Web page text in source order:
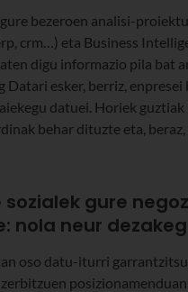
bezeroen analisi-
crm…) eta Business
digu informazio pila bat
Datari esker, berriz,
datuei. Horiek
behar dituzte eta,
gure
nola neur
oso datu-iturri